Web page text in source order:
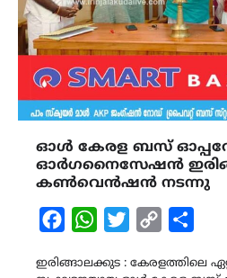
ഓൾ കേരള ബസ്
ഓർഗനൈസേഷൻ
കൺവെൻഷൻ നടന്നു
FacebookWhatsAppTwitterCopy
ഇരിങ്ങാലക്കുട : കേരളത്തിലെ